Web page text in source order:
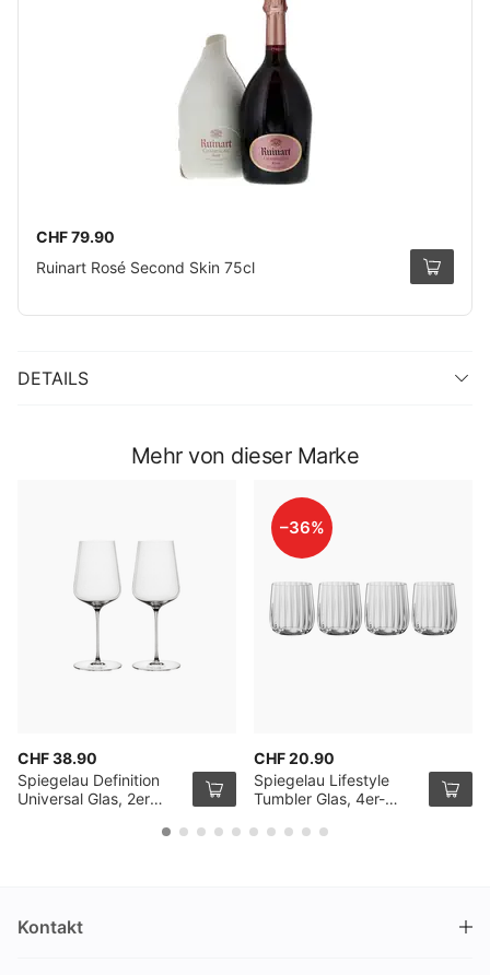
CHF 79.90
Ruinart Rosé Second Skin 75cl
DETAILS
Mehr von dieser Marke
CHF 38.90
Spiegelau Definition
Universal Glas, 2er
–36%
CHF 20.90
Spiegelau Lifestyle
Tumbler Glas, 4er-
Kontakt